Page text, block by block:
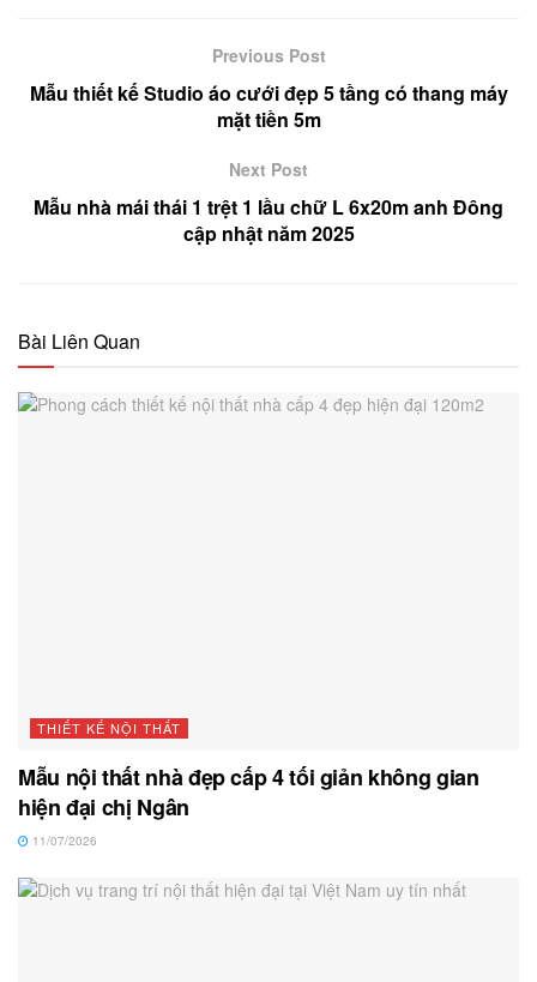
Previous Post
Mẫu thiết kế Studio áo cưới đẹp 5 tầng có thang máy
mặt tiền 5m
Next Post
Mẫu nhà mái thái 1 trệt 1 lầu chữ L 6x20m anh Đông
cập nhật năm 2025
Bài Liên Quan
THIẾT KẾ NỘI THẤT
Mẫu nội thất nhà đẹp cấp 4 tối giản không gian
hiện đại chị Ngân
11/07/2026